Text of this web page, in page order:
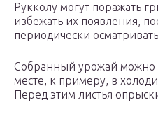
Рукколу могут поражать
избежать их появления,
периодически
Собранный урожай можно
месте, к примеру, в
Перед этим листья